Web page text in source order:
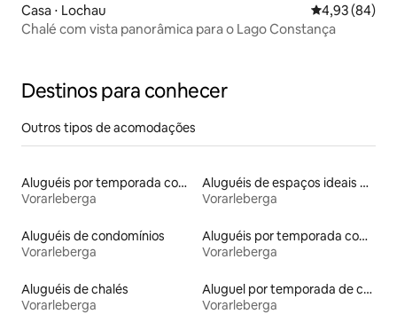
Casa ⋅ Lochau 4,93 de uma
4,93 (84)
Chalé com vista panorâmica para o Lago Constança
Destinos para conhecer
Outros tipos de acomodações
Aluguéis por temporada com acesso à praia
Vorarleberga
Aluguéis de espaços ideais para famílias
Vorarleberga
Aluguéis de condomínios
Vorarleberga
Aluguéis por temporada com acesso ao lago
Vorarleberga
Aluguéis de chalés
Vorarleberga
Aluguel por temporada de casas de veraneio
Vorarleberga